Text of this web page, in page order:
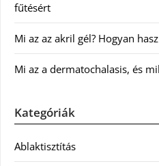
fűtésért
Mi az az akril gél? Hogyan
Mi az a dermatochalasis, és
Kategóriák
Ablaktisztítás